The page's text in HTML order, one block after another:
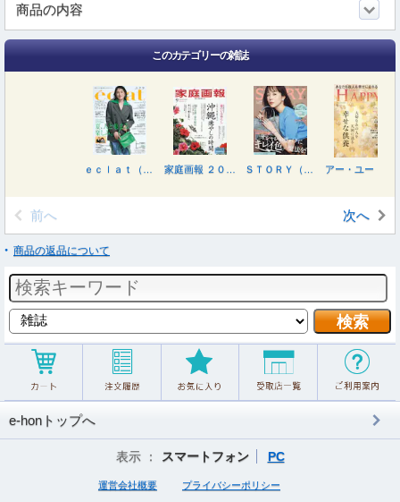
商品の内容
このカテゴリーの雑誌
前へ 次へ
商品の返品について
e-honトップへ
表示 ： スマートフォン PC
運営会社概要 プライバシーポリシー